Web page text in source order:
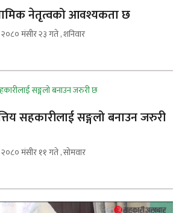
नेतृत्वको आवश्यकता छ
२०८० मंसीर २३ गते , शनिवार
सहकारीलाई सङ्गलो बनाउन जरुरी
२०८० मंसीर ११ गते , सोमवार